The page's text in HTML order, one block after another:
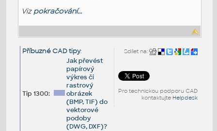
Viz pokračování...
Sdílet na:
Pro technickou podporu CAD
kontaktujte Helpdesk
Příbuzné CAD tipy:
Tip 1300:
Jak převést
papírový
výkres či
rastrový
obrázek
(BMP, TIF) do
vektorové
podoby
(DWG, DXF)?